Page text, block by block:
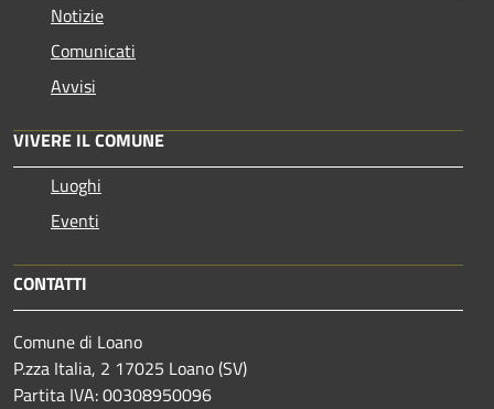
Notizie
Comunicati
Avvisi
VIVERE IL COMUNE
Luoghi
Eventi
CONTATTI
Comune di Loano
P.zza Italia, 2 17025 Loano (SV)
Partita IVA: 00308950096